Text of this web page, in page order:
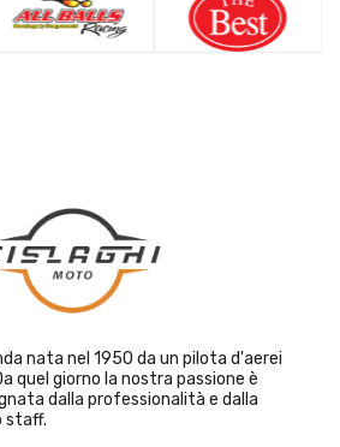
nata nel 1950 da un pilota d'aerei
quel giorno la nostra passione è
dalla professionalità e dalla
staff.